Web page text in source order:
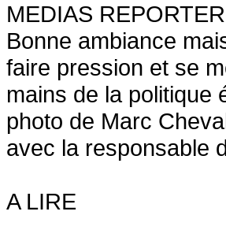
MEDIAS
Bonne ambiance
faire pression et se
mains de la politique
photo de Marc
avec la responsable
A LIRE